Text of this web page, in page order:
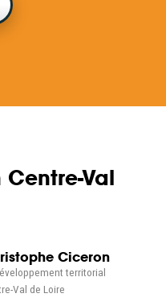
Val
Ciceron
territorial
Val de Loire